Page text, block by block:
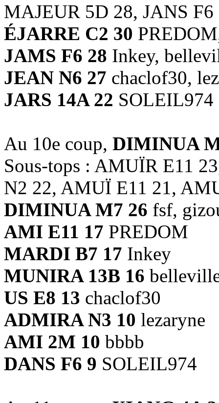
MAJEUR 5D 28, JANS F6
ÉJARRE C2 30
JAMS F6 28 Inkey,
JEAN N6 27 chaclof30,
JARS 14A 22 SOLEIL974
Au 10e coup, DIMINUA
Sous-tops : AMUÏR E11
N2 22, AMUÏ E11 21,
DIMINUA M7 26 fsf,
AMI E11 17 PREDOM
MARDI B7 17 Inkey
MUNIRA 13B 16
US E8 13 chaclof30
ADMIRA N3 10 lezaryne
AMI 2M 10 bbbb
DANS F6 9 SOLEIL974